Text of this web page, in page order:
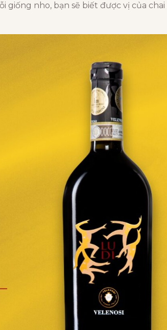
nho, bạn sẽ biết được vị của